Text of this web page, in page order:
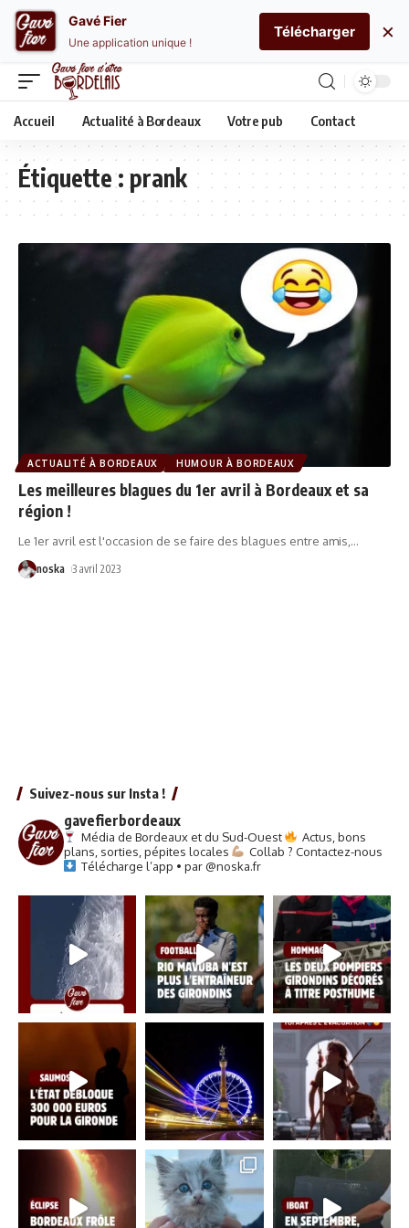
Accueil Actualité à Bordeaux Votre pub Contact
Étiquette :prank
ACTUALITÉ À BORDEAUX HUMOUR À BORDEAUX
Les meilleures blagues du 1er avril à Bordeaux et sa
région !
Le 1er avril est l'occasion de se faire des blagues entre amis, …
noska 3 avril 2023
Suivez-nous sur Insta !
gavefierbordeaux
Média de Bordeaux et du Sud-Ouest
Actus, bons
plans, sorties, pépites locales
Collab ? Contactez-nous
Télécharge l’app • par @noska.fr
Gavé Fier
Une application unique !
Télécharger ×